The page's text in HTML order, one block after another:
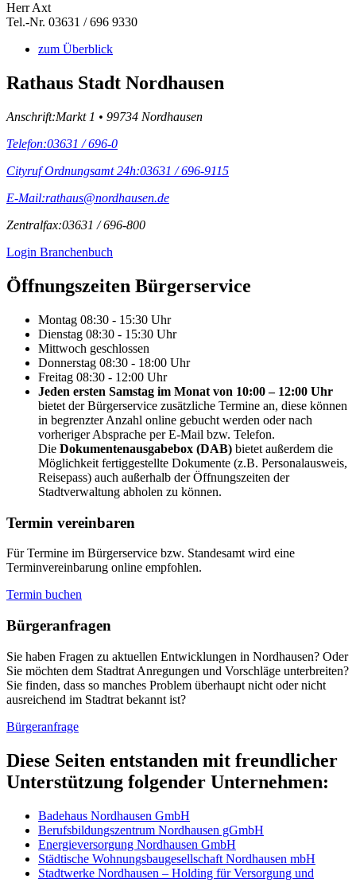
Herr Axt
Tel.-Nr. 03631 / 696 9330
zum Überblick
Rathaus Stadt Nordhausen
Anschrift:Markt 1 • 99734 Nordhausen
Telefon:03631 / 696-0
Cityruf Ordnungsamt 24h:03631 / 696-9115
E-Mail:rathaus@nordhausen.de
Zentralfax:03631 / 696-800
Login Branchenbuch
Öffnungs­zeiten Bürgerservice
Montag 08:30 - 15:30 Uhr
Dienstag 08:30 - 15:30 Uhr
Mittwoch geschlossen
Donnerstag 08:30 - 18:00 Uhr
Freitag 08:30 - 12:00 Uhr
Jeden ersten Samstag im Monat von 10:00 – 12:00 Uhr
bietet der Bürgerservice zusätzliche Termine an, diese können
in begrenzter Anzahl online gebucht werden oder nach
vorheriger Absprache per E-Mail bzw. Telefon.
Die Dokumentenausgabebox (DAB) bietet außerdem die
Möglichkeit fertiggestellte Dokumente (z.B. Personalausweis,
Reisepass) auch außerhalb der Öffnungszeiten der
Stadtverwaltung abholen zu können.
Termin vereinbaren
Für Termine im Bürgerservice bzw. Standesamt wird eine
Terminvereinbarung online empfohlen.
Termin buchen
Bürger­anfragen
Sie haben Fragen zu aktuellen Entwicklungen in Nordhausen? Oder
Sie möchten dem Stadtrat Anregungen und Vorschläge unterbreiten?
Sie finden, dass so manches Problem überhaupt nicht oder nicht
ausreichend im Stadtrat bekannt ist?
Bürgeranfrage
Diese Seiten entstanden mit freundlicher
Unterstützung folgender Unternehmen:
Badehaus Nordhausen GmbH
Berufsbildungszentrum Nordhausen gGmbH
Energieversorgung Nordhausen GmbH
Städtische Wohnungsbaugesellschaft Nordhausen mbH
Stadtwerke Nordhausen – Holding für Versorgung und